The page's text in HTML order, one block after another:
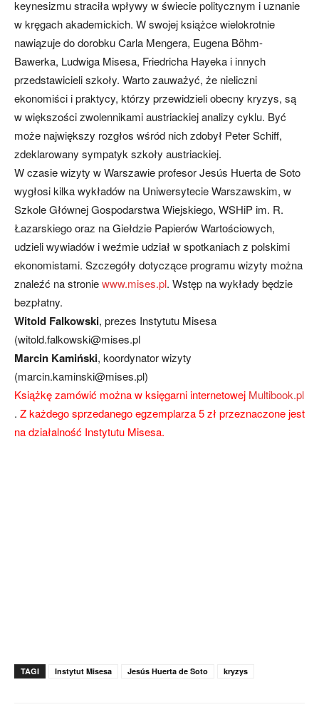
keynesizmu straciła wpływy w świecie politycznym i uznanie
w kręgach akademickich. W swojej książce wielokrotnie
nawiązuje do dorobku Carla Mengera, Eugena Böhm-
Bawerka, Ludwiga Misesa, Friedricha Hayeka i innych
przedstawicieli szkoły. Warto zauważyć, że nieliczni
ekonomiści i praktycy, którzy przewidzieli obecny kryzys, są
w większości zwolennikami austriackiej analizy cyklu. Być
może największy rozgłos wśród nich zdobył Peter Schiff,
zdeklarowany sympatyk szkoły austriackiej.
W czasie wizyty w Warszawie profesor Jesús Huerta de Soto
wygłosi kilka wykładów na Uniwersytecie Warszawskim, w
Szkole Głównej Gospodarstwa Wiejskiego, WSHiP im. R.
Łazarskiego oraz na Giełdzie Papierów Wartościowych,
udzieli wywiadów i weźmie udział w spotkaniach z polskimi
ekonomistami. Szczegóły dotyczące programu wizyty można
znaleźć na stroniewww.mises.pl. Wstęp na wykłady będzie
bezpłatny.
Witold Falkowski, prezes Instytutu Misesa
(witold.falkowski@mises.pl
Marcin Kamiński, koordynator wizyty
(marcin.kaminski@mises.pl)
Książkę zamówić można w księgarni internetowej Multibook.pl
. Z każdego sprzedanego egzemplarza 5 zł przeznaczone jest
na działalność Instytutu Misesa.
TAGI Instytut Misesa Jesús Huerta de Soto kryzys